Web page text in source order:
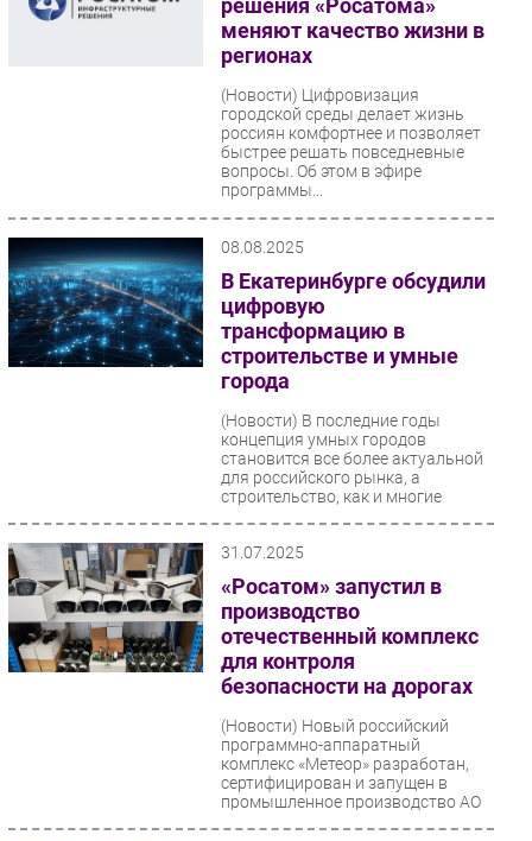
меняют качество жизни в
регионах
(Новости) Цифровизация
городской среды делает жизнь
россиян комфортнее и позволяет
быстрее решать повседневные
вопросы. Об этом в эфире
программы...
08.08.2025
В Екатеринбурге обсудили
цифровую
трансформацию в
строительстве и умные
города
(Новости) В последние годы
концепция умных городов
становится все более актуальной
для российского рынка, а
строительство, как и многие
31.07.2025
«Росатом» запустил в
производство
отечественный комплекс
для контроля
безопасности на дорогах
(Новости) Новый российский
программно-аппаратный
комплекс «Метеор» разработан,
сертифицирован и запущен в
промышленное производство АО